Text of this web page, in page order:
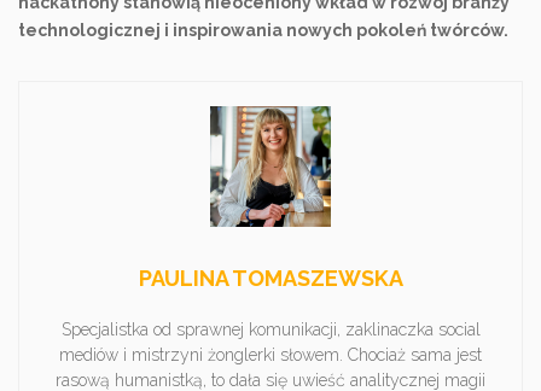
technologicznej i inspirowania nowych pokoleń twórców.
PAULINA TOMASZEWSKA
Specjalistka od sprawnej komunikacji, zaklinaczka social
mediów i mistrzyni żonglerki słowem. Chociaż sama jest
rasową humanistką, to dała się uwieść analitycznej magii